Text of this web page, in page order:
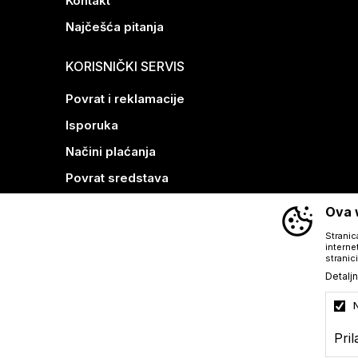
Najčešća pitanja
KORISNIČKI SERVIS
Povrat i reklamacije
Isporuka
Načini plaćanja
Povrat sredstava
Ova